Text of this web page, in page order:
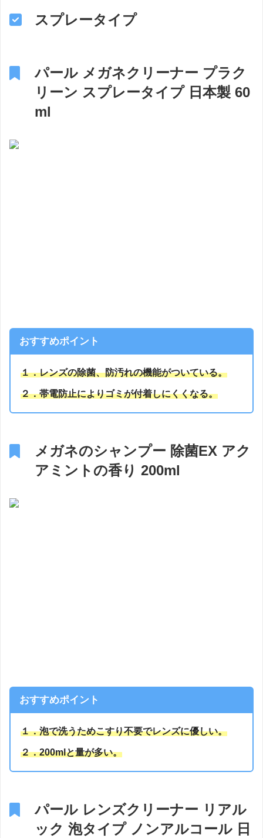
スプレータイプ
パール メガネクリーナー プラク
リーン スプレータイプ 日本製 60
ml
おすすめポイント
１．レンズの除菌、防汚れの機能がついている。
２．帯電防止によりゴミが付着しにくくなる。
メガネのシャンプー 除菌EX アク
アミントの香り 200ml
おすすめポイント
１．泡で洗うためこすり不要でレンズに優しい。
２．200mlと量が多い。
パール レンズクリーナー リアル
ック 泡タイプ ノンアルコール 日